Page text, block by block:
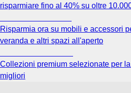
risparmiare fino al 40% su oltre
Risparmia ora su mobili e accessori
veranda e altri spazi all'aperto
Collezioni premium selezionate per
migliori